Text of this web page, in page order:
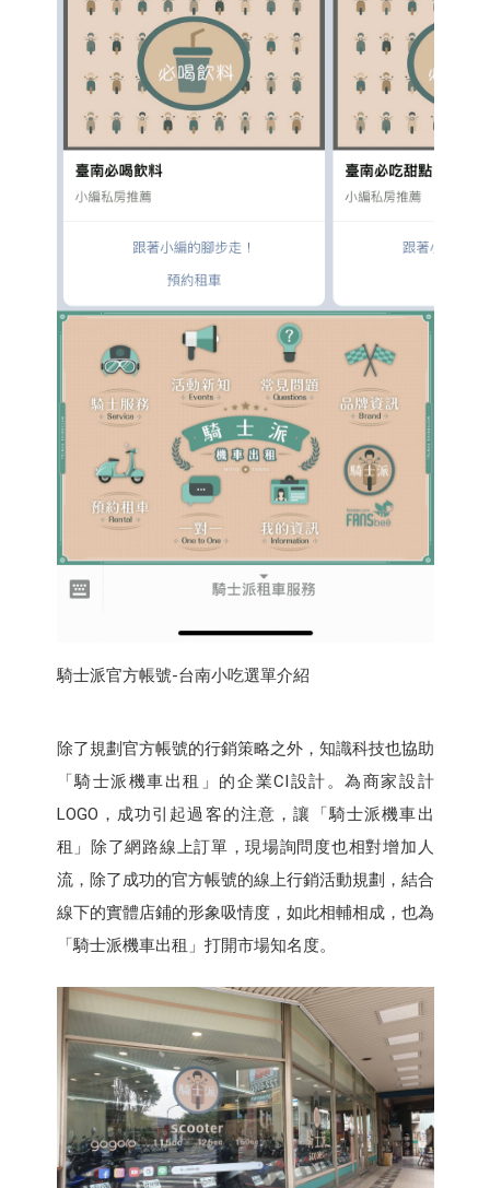
騎士派官方帳號-台南小吃選單介紹
除了規劃官方帳號的行銷策略之外，知識科技也協助
「騎士派機車出租」的企業CI設計。為商家設計
LOGO，成功引起過客的注意，讓「騎士派機車出
租」除了網路線上訂單，現場詢問度也相對增加人
流，除了成功的官方帳號的線上行銷活動規劃，結合
線下的實體店鋪的形象吸情度，如此相輔相成，也為
「騎士派機車出租」打開市場知名度。